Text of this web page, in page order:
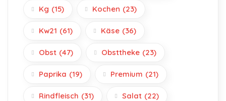
Kg (15) Kochen (23)
Kw21 (61) Käse (36)
Obst (47) Obsttheke (23)
Paprika (19) Premium (21)
Rindfleisch (31) Salat (22)